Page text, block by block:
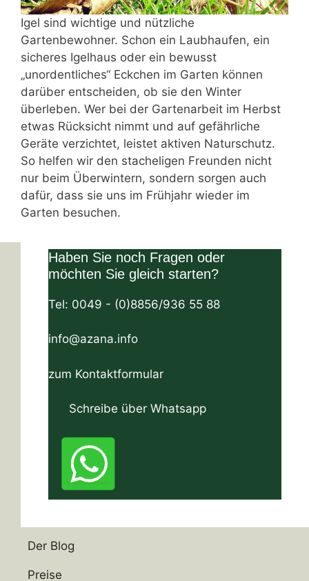
Igel sind wichtige und nützliche
Gartenbewohner. Schon ein Laubhaufen, ein
sicheres Igelhaus oder ein bewusst
„unordentliches“ Eckchen im Garten können
darüber entscheiden, ob sie den Winter
überleben. Wer bei der Gartenarbeit im Herbst
etwas Rücksicht nimmt und auf gefährliche
Geräte verzichtet, leistet aktiven Naturschutz.
So helfen wir den stacheligen Freunden nicht
nur beim Überwintern, sondern sorgen auch
dafür, dass sie uns im Frühjahr wieder im
Garten besuchen.
Haben Sie noch Fragen oder
möchten Sie gleich starten?
Tel: 0049 - (0)8856/936 55 88
info@azana.info
zum Kontaktformular
Schreibe über Whatsapp
Der Blog
Preise